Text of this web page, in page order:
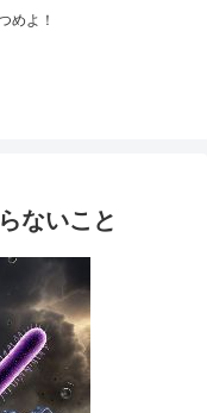
めよ！
ないこと